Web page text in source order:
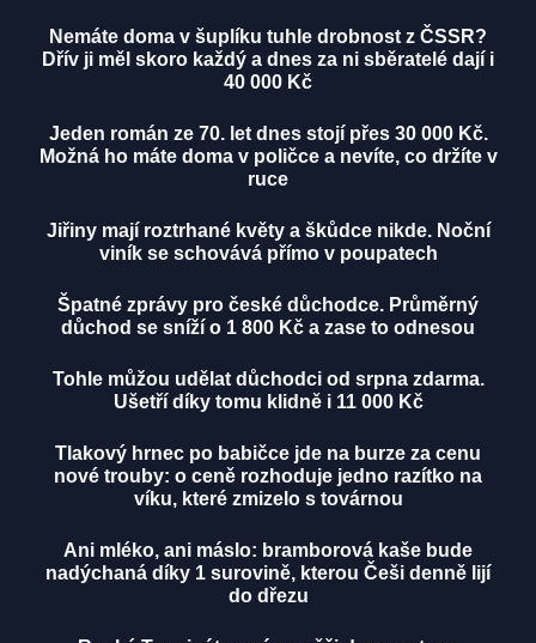
Nemáte doma v šuplíku tuhle drobnost z ČSSR?
Dřív ji měl skoro každý a dnes za ni sběratelé dají i
40 000 Kč
Jeden román ze 70. let dnes stojí přes 30 000 Kč.
Možná ho máte doma v poličce a nevíte, co držíte v
ruce
Jiřiny mají roztrhané květy a škůdce nikde. Noční
viník se schovává přímo v poupatech
Špatné zprávy pro české důchodce. Průměrný
důchod se sníží o 1 800 Kč a zase to odnesou
Tohle můžou udělat důchodci od srpna zdarma.
Ušetří díky tomu klidně i 11 000 Kč
Tlakový hrnec po babičce jde na burze za cenu
nové trouby: o ceně rozhoduje jedno razítko na
víku, které zmizelo s továrnou
Ani mléko, ani máslo: bramborová kaše bude
nadýchaná díky 1 surovině, kterou Češi denně lijí
do dřezu